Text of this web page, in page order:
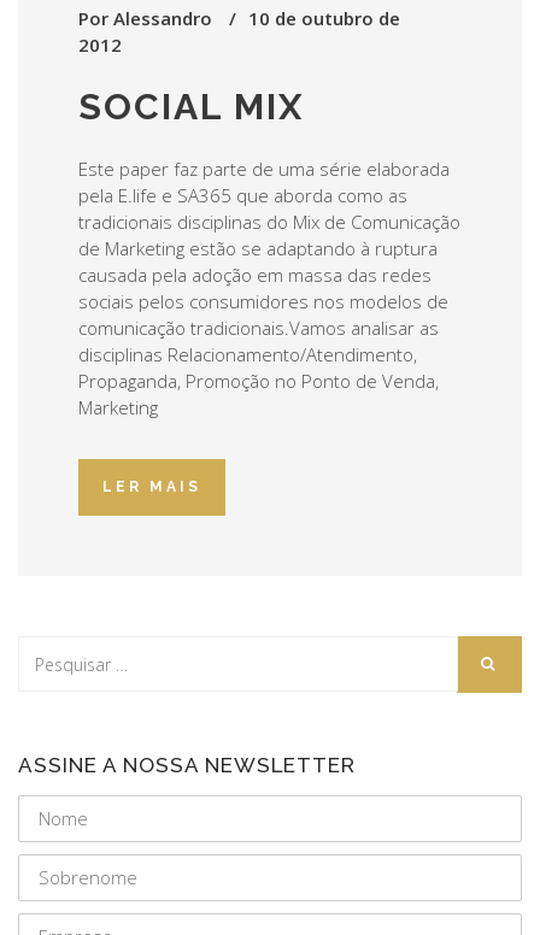
Por Alessandro
10 de outubro de
2012
SOCIAL MIX
Este paper faz parte de uma série elaborada
pela E.life e SA365 que aborda como as
tradicionais disciplinas do Mix de Comunicação
de Marketing estão se adaptando à ruptura
causada pela adoção em massa das redes
sociais pelos consumidores nos modelos de
comunicação tradicionais.Vamos analisar as
disciplinas Relacionamento/Atendimento,
Propaganda, Promoção no Ponto de Venda,
Marketing
LER MAIS
ASSINE A NOSSA NEWSLETTER